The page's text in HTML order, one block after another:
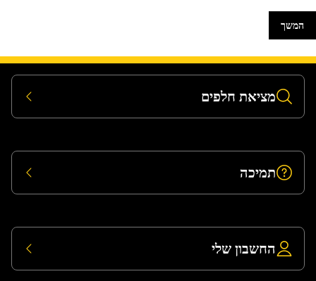
המשך
מציאת חלפים
תמיכה
החשבון שלי